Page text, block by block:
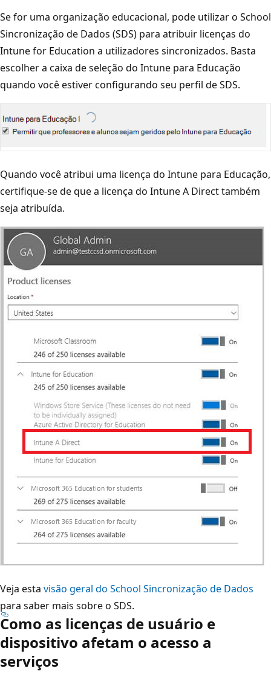
Se for uma organização educacional, pode utilizar o School
Sincronização de Dados (SDS) para atribuir licenças do
Intune for Education a utilizadores sincronizados. Basta
escolher a caixa de seleção do Intune para Educação
quando você estiver configurando seu perfil de SDS.
Quando você atribui uma licença do Intune para Educação,
certifique-se de que a licença do Intune A Direct também
seja atribuída.
Veja esta visão geral do School Sincronização de Dados
para saber mais sobre o SDS.
Como as licenças de usuário e
dispositivo afetam o acesso a
serviços